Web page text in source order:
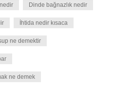
Dinde bağnazlık nedir
İhtida nedir kısaca
ne demektir
ne demek